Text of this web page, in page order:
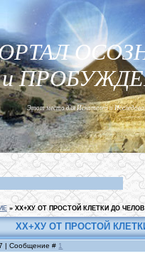
и
Этот место для Искателей и
» ХХ+ХУ ОТ ПРОСТОЙ КЛЕТКИ ДО
ХХ+ХУ ОТ ПРОСТОЙ
| Сообщение # 1